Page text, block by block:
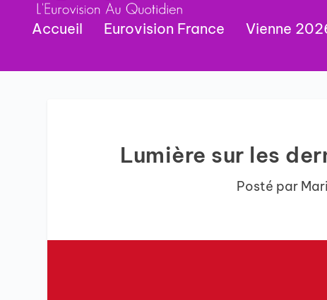
Accueil Eurovision France Vienne
Lumière sur les
Posté par